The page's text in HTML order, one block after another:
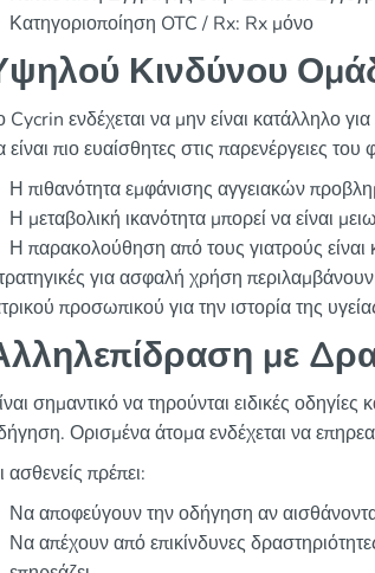
Κατηγοριοποίηση OTC / Rx: Rx μόνο
Κινδύνου
Cycrin ενδέχεται να μην είναι κατάλληλο
είναι πιο ευαίσθητες στις παρενέργειες
Η πιθανότητα εμφάνισης αγγειακών
Η μεταβολική ικανότητα μπορεί να είναι
Η παρακολούθηση από τους γιατρούς είναι
για ασφαλή χρήση
προσωπικού για την ιστορία της
με
σημαντικό να τηρούνται ειδικές
Ορισμένα άτομα ενδέχεται να
ασθενείς πρέπει:
Να αποφεύγουν την οδήγηση αν
Να απέχουν από επικίνδυνες